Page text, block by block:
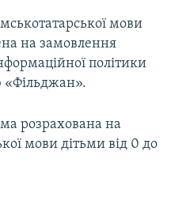
мови
на замовлення
політики
«Фільджан».
розрахована на
мови дітьми від 0 до